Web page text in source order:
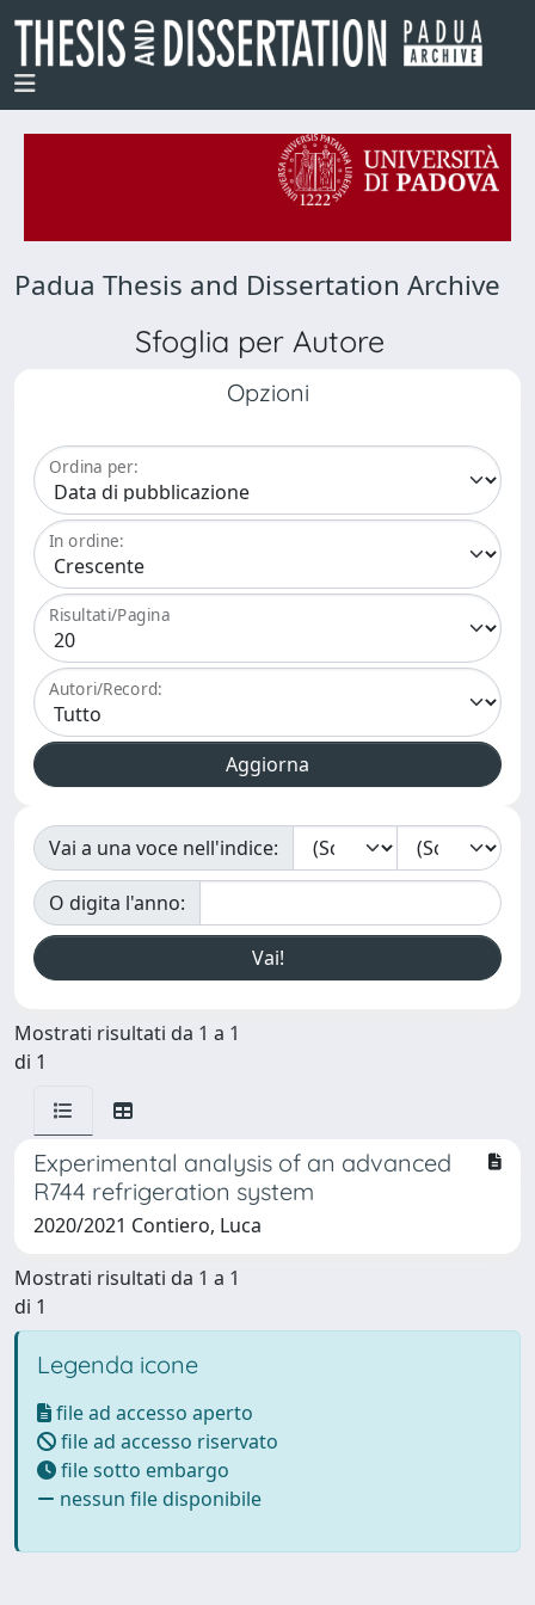
Padua Thesis and Dissertation Archive
Sfoglia per Autore
Opzioni
Ordina per:
In ordine:
Risultati/Pagina
Autori/Record:
Vai a una voce nell'indice:
O digita l'anno:
Mostrati risultati da 1 a 1
di 1
Experimental analysis of an advanced
R744 refrigeration system
2020/2021 Contiero, Luca
Mostrati risultati da 1 a 1
di 1
Legenda icone
file ad accesso aperto
file ad accesso riservato
file sotto embargo
nessun file disponibile